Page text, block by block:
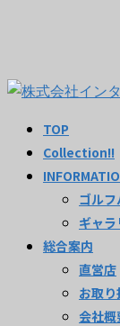
TOP
Collection!!
ゴル
ギャラ
総合案内
直営店
お取
会社概